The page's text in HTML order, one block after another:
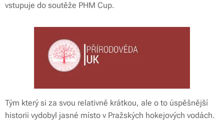
vstupuje do soutěže PHM Cup.
Tým který si za svou relativně krátkou, ale o to úspěšnější
historii vydobyl jasné místo v Pražských hokejových vodách.